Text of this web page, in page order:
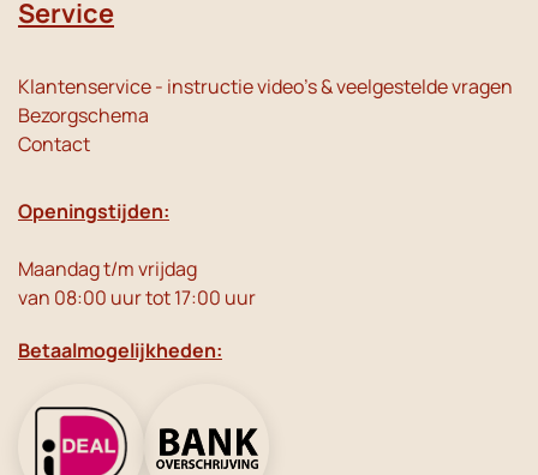
Service
Klantenservice - instructie video's & veelgestelde vragen
Bezorgschema
Contact
Openingstijden:
Maandag t/m vrijdag
van 08:00 uur tot 17:00 uur
Betaalmogelijkheden: